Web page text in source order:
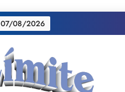
07/08/2026